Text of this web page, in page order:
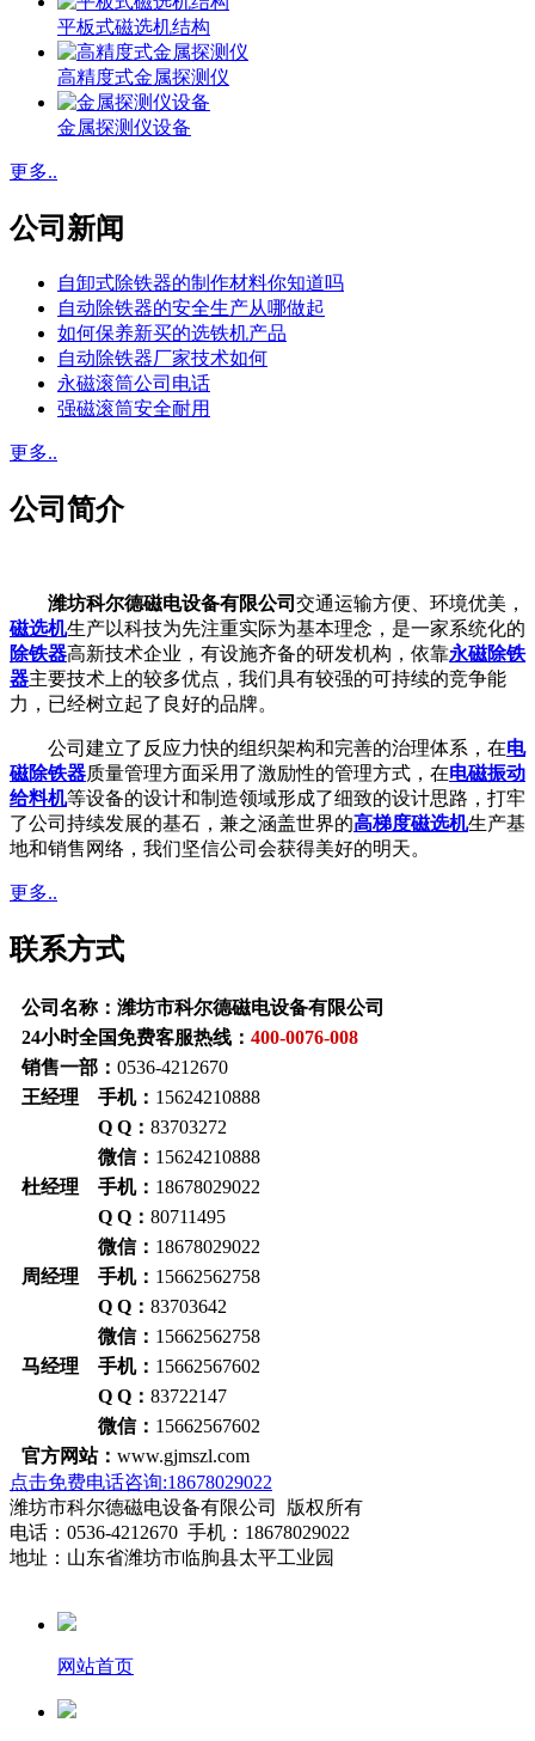
平板式磁选机结构
高精度式金属探测仪
金属探测仪设备
更多..
公司新闻
自卸式除铁器的制作材料你知道吗
自动除铁器的安全生产从哪做起
如何保养新买的选铁机产品
自动除铁器厂家技术如何
永磁滚筒公司电话
强磁滚筒安全耐用
更多..
公司简介
潍坊科尔德磁电设备有限公司 交通运输方便、环境优美，
磁选机生产以科技为先注重实际为基本理念，是一家系统化的
除铁器高新技术企业，有设施齐备的研发机构，依靠永磁除铁
器主要技术上的较多优点，我们具有较强的可持续的竞争能
力，已经树立起了良好的品牌。
公司建立了反应力快的组织架构和完善的治理体系，在电
磁除铁器质量管理方面采用了激励性的管理方式，在电磁振动
给料机等设备的设计和制造领域形成了细致的设计思路，打牢
了公司持续发展的基石，兼之涵盖世界的高梯度磁选机生产基
地和销售网络，我们坚信公司会获得美好的明天。
更多..
联系方式
公司名称：潍坊市科尔德磁电设备有限公司
24小时全国免费客服热线： 400-0076-008
销售一部： 0536-4212670
王经理 手机： 15624210888
Q Q： 83703272
微信： 15624210888
杜经理 手机： 18678029022
Q Q： 80711495
微信： 18678029022
周经理 手机： 15662562758
Q Q： 83703642
微信： 15662562758
马经理 手机： 15662567602
Q Q： 83722147
微信： 15662567602
官方网站： www.gjmszl.com
点击免费电话咨询:18678029022
潍坊市科尔德磁电设备有限公司 版权所有
电话：0536-4212670 手机：18678029022
地址：山东省潍坊市临朐县太平工业园
网站首页